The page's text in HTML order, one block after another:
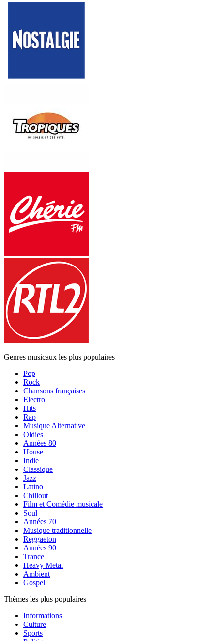
Genres musicaux les plus populaires
Pop
Rock
Chansons françaises
Electro
Hits
Rap
Musique Alternative
Oldies
Années 80
House
Indie
Classique
Jazz
Latino
Chillout
Film et Comédie musicale
Soul
Années 70
Musique traditionnelle
Reggaeton
Années 90
Trance
Heavy Metal
Ambient
Gospel
Thèmes les plus populaires
Informations
Culture
Sports